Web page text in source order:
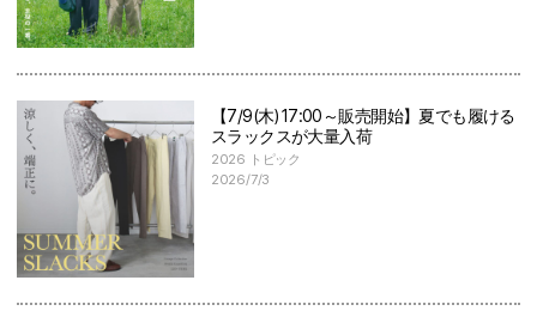
【7/9(木)17:00～販売開始】夏でも履ける
スラックスが大量入荷
2026 トピック
2026/7/3